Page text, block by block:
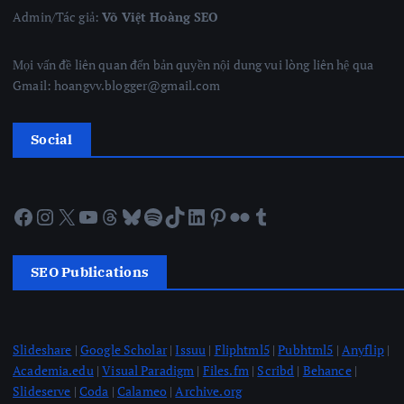
Admin/Tác giả:Võ Việt Hoàng SEO
Mọi vấn đề liên quan đến bản quyền nội dung vui lòng liên hệ qua
Gmail: hoangvv.blogger@gmail.com
Social
Facebook Instagram X YouTube Threads Bluesky Spotify TikTok LinkedIn Pinterest Flickr Tumblr
SEO Publications
Slideshare | Google Scholar|Issuu | Fliphtml5|Pubhtml5 | Anyflip|
Academia.edu|Visual Paradigm | Files.fm| Scribd | Behance|
Slideserve | Coda | Calameo|Archive.org